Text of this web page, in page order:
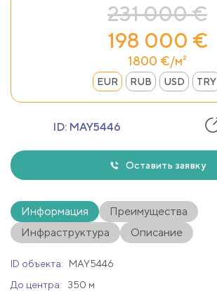
231 000 €
198 000 €
1800 €/м²
EUR RUB USD TRY
ID: MAY5446
Оставить заявку
Информация
Преимущества
Инфраструктура
Описание
ID объекта:
MAY5446
До центра:
350 м